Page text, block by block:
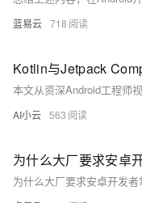
蓝易云 718
AI小云 563